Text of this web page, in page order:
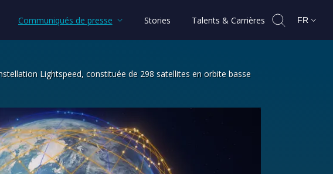
Communiqués de presse Stories Talents & Carrières FR
Lightspeed, constituée de 298 satellites en orbite basse
la constellation Lightspeed, constituée